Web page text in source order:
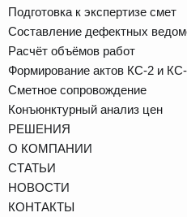
Подготовка к экспертизе смет
Составление дефектных
Расчёт объёмов работ
Формирование актов КС-2 и
Сметное сопровождение
Конъюнктурный анализ цен
РЕШЕНИЯ
О КОМПАНИИ
СТАТЬИ
НОВОСТИ
КОНТАКТЫ